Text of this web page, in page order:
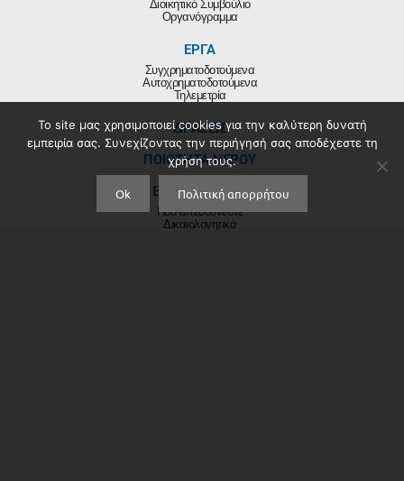
Διοικητικό Συμβούλιο
Οργανόγραμμα
ΕΡΓΑ
Συγχρηματοδοτούμενα
Αυτοχρηματοδοτούμενα
Τηλεμετρία
ΔΡΑΣΕΙΣ
ΠΟΙΟΤΗΤΑ ΝΕΡΟΥ
ΕΞΥΠΗΡΕΤΗΣΗ
Που απευθύνεστε
Δικαιολογητικά
Το site μας χρησιμοποιεί cookies για την καλύτερη δυνατή
εμπειρία σας. Συνεχίζοντας την περιήγησή σας αποδέχεστε τη
χρήση τους.
Ok Πολιτική απορρήτου